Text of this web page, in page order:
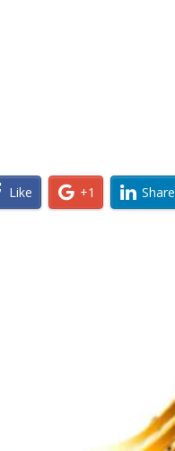
Like +1 Share